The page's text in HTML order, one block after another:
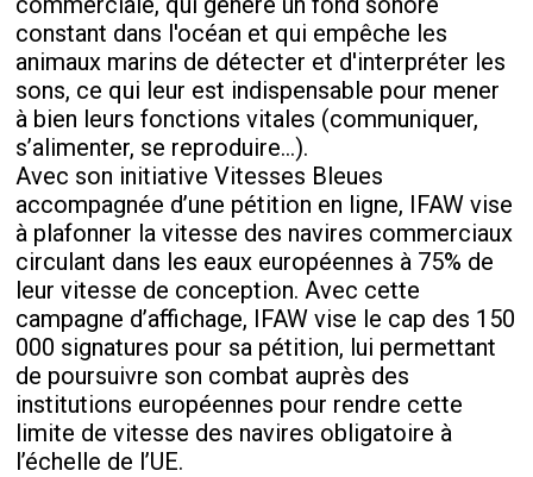
constant dans l'océan et qui empêche les
animaux marins de détecter et d'interpréter les
sons, ce qui leur est indispensable pour mener
à bien leurs fonctions vitales (communiquer,
s’alimenter, se reproduire…).
Avec son initiative Vitesses Bleues
accompagnée d’une pétition en ligne, IFAW vise
à plafonner la vitesse des navires commerciaux
circulant dans les eaux européennes à 75% de
leur vitesse de conception. Avec cette
campagne d’affichage, IFAW vise le cap des 150
000 signatures pour sa pétition, lui permettant
de poursuivre son combat auprès des
institutions européennes pour rendre cette
limite de vitesse des navires obligatoire à
l’échelle de l’UE.